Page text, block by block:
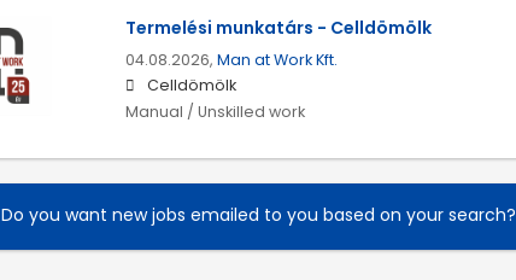
Termelési munkatárs - Celldömölk
04.08.2026, Man at Work Kft.
Celldömölk
Manual / Unskilled work
Do you want new jobs emailed to you based on your search?